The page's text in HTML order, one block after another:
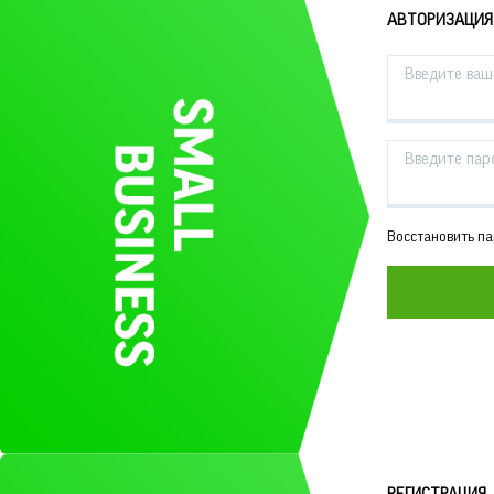
АВТОРИЗАЦИЯ
Введите
Введите
Восстановить